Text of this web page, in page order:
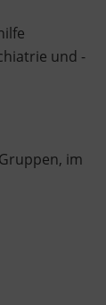
und -
im